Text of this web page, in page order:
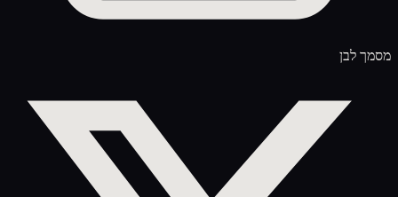
מסמך לבן